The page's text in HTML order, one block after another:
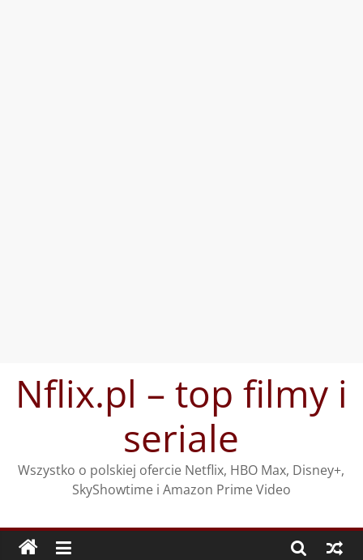
treściNflix.pl – top filmy i
seriale
Wszystko o polskiej ofercie Netflix, HBO Max, Disney+,
SkyShowtime i Amazon Prime Video